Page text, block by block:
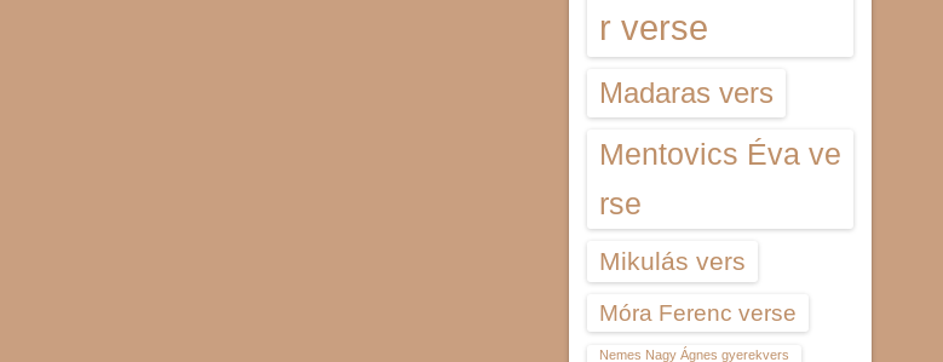
r verse
Madaras vers
Mentovics Éva ve
rse
Mikulás vers
Móra Ferenc verse
Nemes Nagy Ágnes gyerekvers